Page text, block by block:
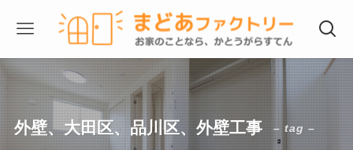
外壁、大田区、品川区、外壁工事 – tag –